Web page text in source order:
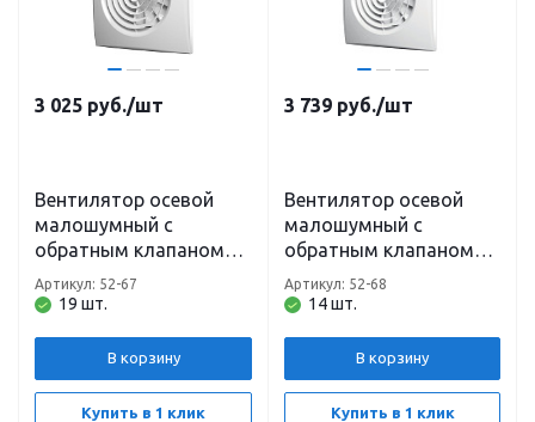
3 025 руб./шт
Вентилятор осевой
малошумный с
обратным клапаном
AURA 4/4C (D=100 мм,
шп) Эра
19 шт.
Артикул: 52-67
В корзину
Купить в 1 клик
3 739 руб./шт
Вентилятор осевой
малошумный с
обратным клапаном
AURA 5C (D=125 мм,
шп) Эра
14 шт.
Артикул: 52-68
В корзину
Купить в 1 клик